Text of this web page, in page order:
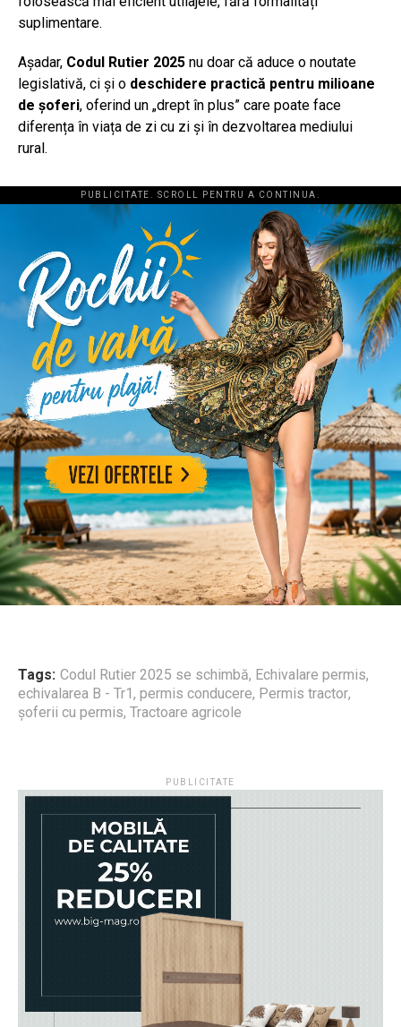
suplimentare.
Așadar, Codul Rutier 2025 nu doar că aduce o noutate
legislativă, ci și o deschidere practică pentru milioane
de șoferi, oferind un „drept în plus” care poate face
diferența în viața de zi cu zi și în dezvoltarea mediului
rural.
PUBLICITATE. SCROLL PENTRU A CONTINUA.
Tags: Codul Rutier 2025 se schimbă, Echivalare permis,
echivalarea B - Tr1, permis conducere, Permis tractor,
șoferii cu permis, Tractoare agricole
PUBLICITATE